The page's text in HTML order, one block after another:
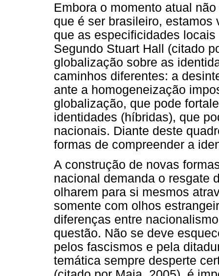
Embora o momento atual
que é ser brasileiro,
que as especificidades
Segundo Stuart Hall (citado
globalização sobre as
caminhos diferentes: a
ante a homogeneização
globalização, que pode
identidades (híbridas), que
nacionais. Diante deste
formas de compreender a
A construção de novas
nacional demanda o resgate
olharem para si mesmos
somente com olhos
diferenças entre
questão. Não se deve
pelos fascismos e pela
temática sempre desperte